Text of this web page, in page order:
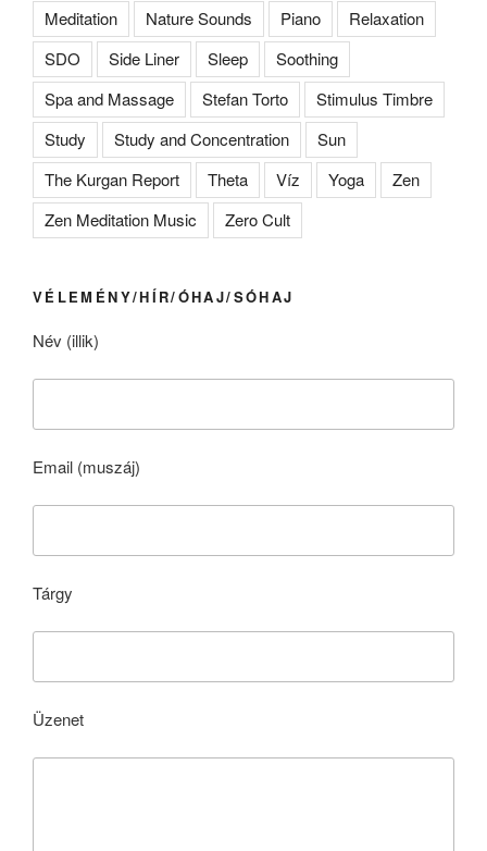
Meditation Nature Sounds Piano
Relaxation
SDO
Side Liner Sleep
Soothing
Spa and Massage
Stefan Torto
Stimulus Timbre
Study
Study and Concentration
Sun
The Kurgan Report
Theta Víz Yoga
Zen
Zen Meditation Music
Zero Cult
VÉLEMÉNY/HÍR/ÓHAJ/SÓHAJ
Név (illik)
Email (muszáj)
Tárgy
Üzenet